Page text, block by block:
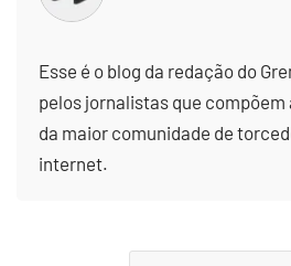
Esse é o blog da redação do
pelos jornalistas que compõem
da maior comunidade de
internet.